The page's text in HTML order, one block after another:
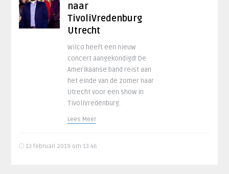
naar
TivoliVredenburg
Utrecht
Wilco heeft een nieuw
concert aangekondigd! De
Amerikaanse band reist aan
het einde van de zomer naar
Utrecht voor een show in
TivoliVredenburg.
Lees Meer
13 februari 2019 om 13:46